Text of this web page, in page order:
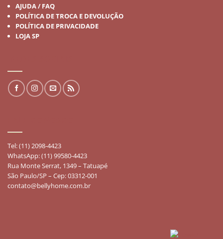
AJUDA / FAQ
POLÍTICA DE TROCA E DEVOLUÇÃO
POLÍTICA DE PRIVACIDADE
LOJA SP
Tel: (11) 2098-4423
WhatsApp: (11) 99580-4423
Rua Monte Serrat, 1349 – Tatuapé
São Paulo/SP – Cep: 03312-001
contato@bellyhome.com.br